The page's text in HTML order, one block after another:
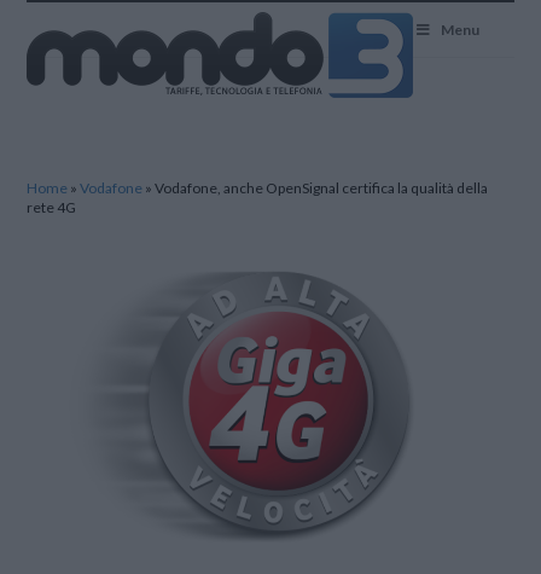
Menu
Home »Vodafone »Vodafone, anche OpenSignal certifica la qualità della
rete 4G